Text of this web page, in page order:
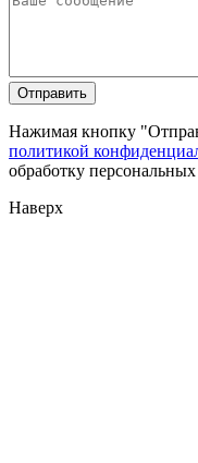
Нажимая кнопку
политикой
обработку
Наверх